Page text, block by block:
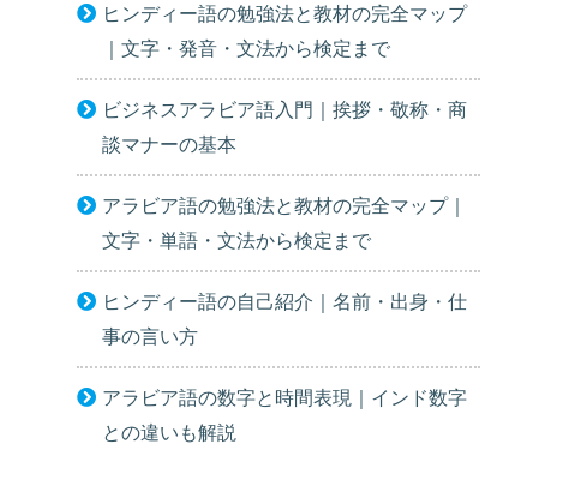
ヒンディー語の勉強法と教材の完全マップ
｜文字・発音・文法から検定まで
ビジネスアラビア語入門｜挨拶・敬称・商
談マナーの基本
アラビア語の勉強法と教材の完全マップ｜
文字・単語・文法から検定まで
ヒンディー語の自己紹介｜名前・出身・仕
事の言い方
アラビア語の数字と時間表現｜インド数字
との違いも解説